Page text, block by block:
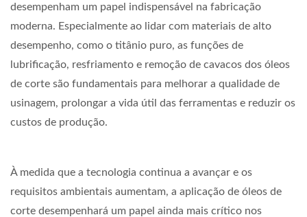
desempenham um papel indispensável na fabricação
moderna. Especialmente ao lidar com materiais de alto
desempenho, como o titânio puro, as funções de
lubrificação, resfriamento e remoção de cavacos dos óleos
de corte são fundamentais para melhorar a qualidade de
usinagem, prolongar a vida útil das ferramentas e reduzir os
custos de produção.
À medida que a tecnologia continua a avançar e os
requisitos ambientais aumentam, a aplicação de óleos de
corte desempenhará um papel ainda mais crítico nos